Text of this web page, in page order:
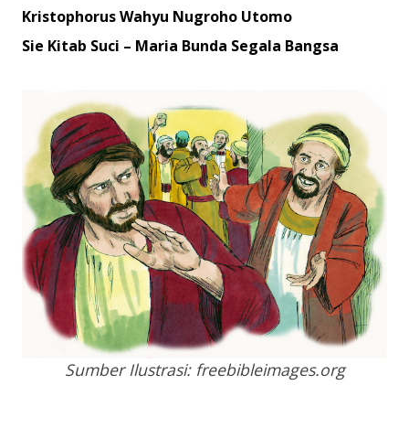
Kristophorus Wahyu Nugroho Utomo
Sie Kitab Suci – Maria Bunda Segala Bangsa
Sumber Ilustrasi: freebibleimages.org